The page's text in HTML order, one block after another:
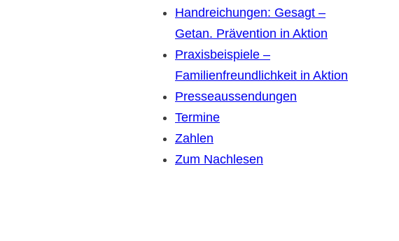
Handreichungen: Gesagt –
Getan. Prävention in Aktion
Praxisbeispiele –
Familienfreundlichkeit in Aktion
Presseaussendungen
Termine
Zahlen
Zum Nachlesen